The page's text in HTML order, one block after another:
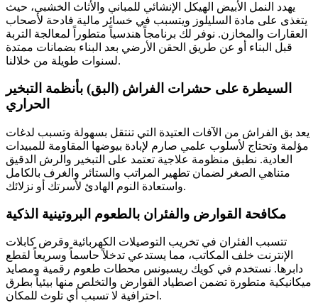
يهدد النمل الأبيض الهيكل الإنشائي للمباني والأثاث الخشبي، حيث
يتغذى على مادة السليلوز ويتسبب في خسائر مالية فادحة لأصحاب
العقارات والمخازن. نوفر لك برنامجاً هندسياً متطوراً لمعالجة التربة
قبل البناء أو عن طريق الحقن الأرضي بعد البناء بضمانات ممتدة
لسنوات طويلة من خلالنا.
السيطرة على حشرات الفراش (البق) بأنظمة التبخير
الحراري
يعد بق الفراش من الآفات العتيدة التي تنتقل بسهولة وتسبب لدغات
مؤلمة وتحتاج لأسلوب علمي صارم لإبادة بيوضها المقاومة للمبيدات
العادية. نطبق منظومة علاجية تعتمد على التبخير والرش الدقيق
متناهي الصغر لضمان تطهير المراتب والستائر والغرف بالكامل
واستعادة النوم الهادئ لأسرتك أو نزلائك.
مكافحة القوارض والفئران بالطعوم البروتينية الذكية
تتسبب الفئران في تخريب التوصيلات الكهربائية وقرض كابلات
الإنترنت خلف المكاتب، مما يستدعي تدخلاً حاسماً وسريعاً لقطع
دابرها. نستخدم في كويك ريسبونس محطات طعوم رقمية ومصايد
ميكانيكية متطورة تضمن اصطياد القوارض والتخلص منها بيئياً بطرق
احترافية لا تسبب أي تلوث للمكان.